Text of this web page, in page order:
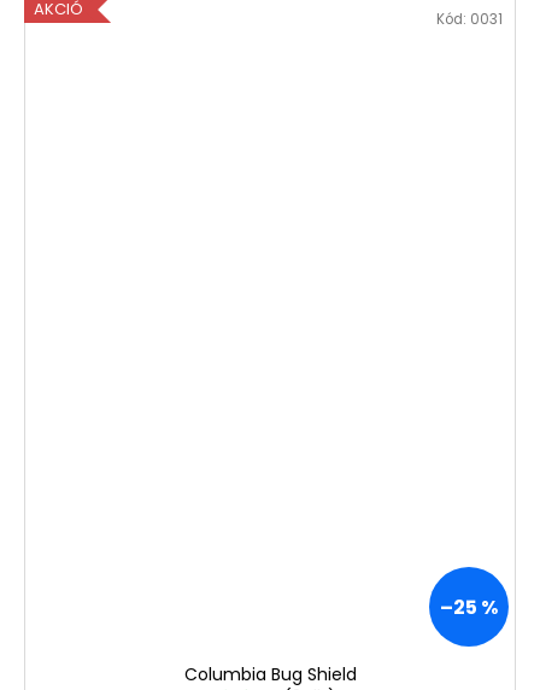
E
AKCIÓ
–25 %
Columbia Bug Shield
Kód: 0031